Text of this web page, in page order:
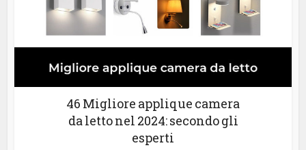
46 Migliore applique camera
da letto nel 2024: secondo gli
esperti